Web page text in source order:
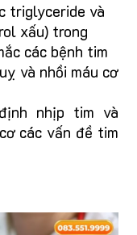
triglyceride và
xấu) trong
các bệnh tim
và nhồi máu cơ
nhịp tim và
các vấn đề tim